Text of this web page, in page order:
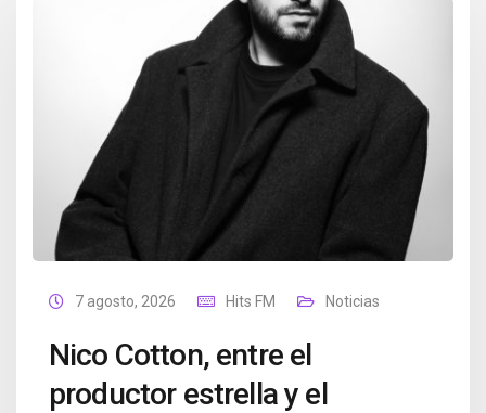
7 agosto, 2026 Hits FM Noticias
Nico Cotton, entre el
productor estrella y el